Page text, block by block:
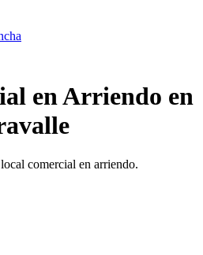
en Arriendo en
comercial en arriendo.